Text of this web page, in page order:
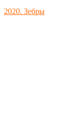
2020. Зебры